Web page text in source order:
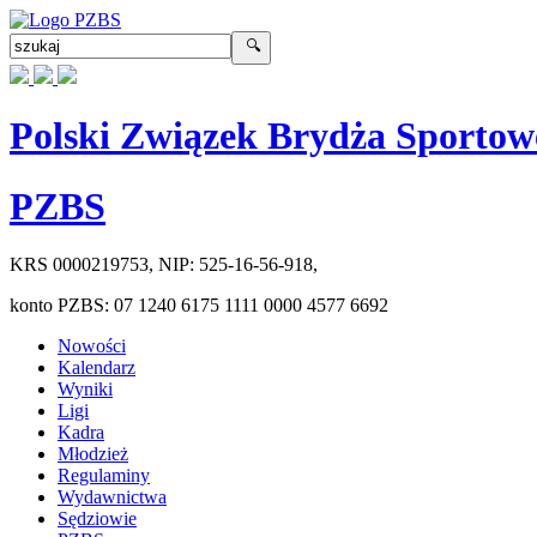
Polski Związek Brydża
PZBS
KRS 0000219753, NIP: 525-16-56-918,
konto PZBS: 07 1240 6175 1111 0000 4577 6692
Nowości
Kalendarz
Wyniki
Ligi
Kadra
Młodzież
Regulaminy
Wydawnictwa
Sędziowie